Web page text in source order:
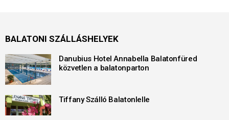
BALATONI SZÁLLÁSHELYEK
Danubius Hotel Annabella Balatonfüred
közvetlen a balatonparton
Tiffany Szálló Balatonlelle